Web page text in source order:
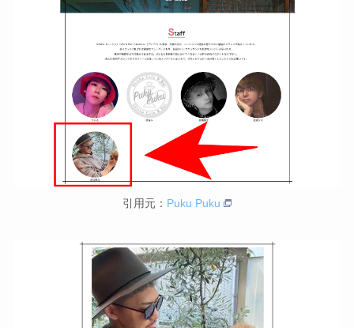
引用元： Puku Puku